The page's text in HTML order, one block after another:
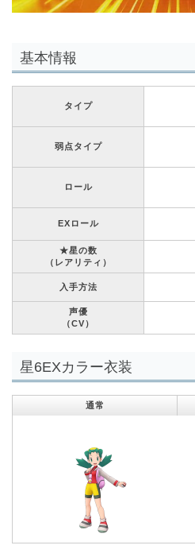
基本情報
タイプ
弱点タイプ
ロール
EXロール
★星の数
（レアリティ）
入手方法
声優
（CV）
星6EXカラー衣装
通常